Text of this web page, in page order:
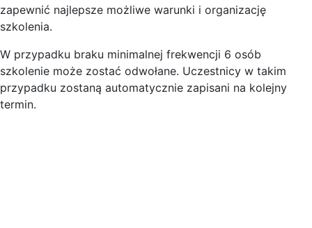
zapewnić najlepsze możliwe warunki i organizację
szkolenia.
W przypadku braku minimalnej frekwencji 6 osób
szkolenie może zostać odwołane. Uczestnicy w takim
przypadku zostaną automatycznie zapisani na kolejny
termin.